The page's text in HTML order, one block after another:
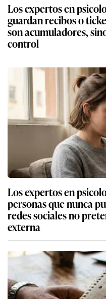
Los expertos en
guardan recibos o
son acumuladores,
control
Los expertos en
personas que nunca
redes sociales no
externa